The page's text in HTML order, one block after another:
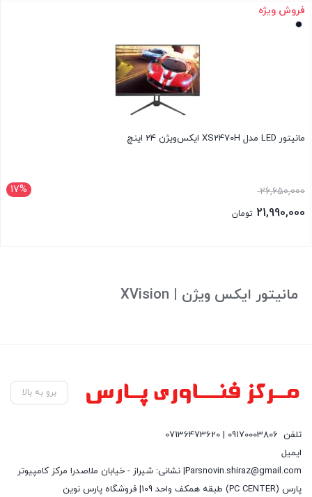
بستن
فروش ویژه
مانیتور LED مدل XS2470H ایکس‌ویژن 24 اینچ
17% 26,650,000
21,990,000 تومان
مانیتور ایکس ویژن | XVision
برو به بالا
تلفن 09170003806 | 07136473620
ایمیل
Parsnovin.shiraz@gmail.com| نشانی: شیراز - خیابان ملاصدرا مرکز کامپیوتر
پارس (PC CENTER) طبقه همکف واحد 109| فروشگاه پارس نوین